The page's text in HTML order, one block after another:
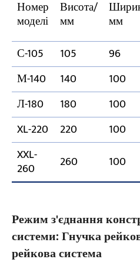
Номер
моделі
Висота/
мм мм
С-105
105 96
М-140
140 100
Л-180
180 100
XL-220
220 100
XXL-
260 260 100
Режим з'єднання
системи: Гнучка
рейкова система